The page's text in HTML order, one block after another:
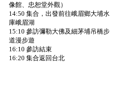
像館、忠恕堂外觀）
14:50 集合，出發前往峨眉鄉大埔水
庫峨眉湖
15:10 參訪彌勒大佛及細茅埔吊橋步
道漫步遊
16:10 參訪結束
16:20 集合返回台北